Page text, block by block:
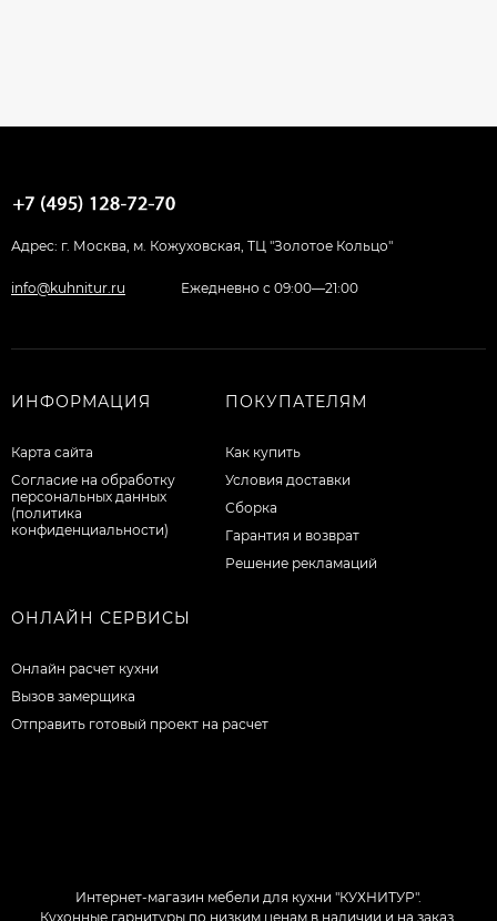
Адрес: г. Москва, м. Кожуховская, ТЦ "Золотое Кольцо"
info@kuhnitur.ru Ежедневно с 09:00—21:00
ИНФОРМАЦИЯ
Карта сайта
Согласие на обработку
персональных данных
(политика
конфиденциальности)
ПОКУПАТЕЛЯМ
Как купить
Условия доставки
Сборка
Гарантия и возврат
Решение рекламаций
ОНЛАЙН СЕРВИСЫ
Онлайн расчет кухни
Вызов замерщика
Отправить готовый проект на расчет
Интернет-магазин мебели для кухни "КУХНИТУР".
Кухонные гарнитуры по низким ценам в наличии и на заказ.